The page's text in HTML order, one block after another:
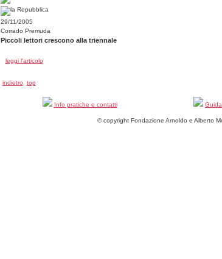
29/11/2005
Corrado Premuda
Piccoli lettori crescono alla triennale
leggi l'articolo
indietro top
Info pratiche e contatti
© copyright Fondazione Arnoldo e Alberto